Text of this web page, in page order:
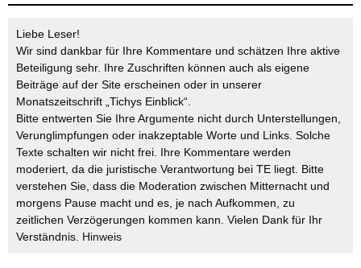
Liebe Leser!
Wir sind dankbar für Ihre Kommentare und schätzen Ihre aktive
Beteiligung sehr. Ihre Zuschriften können auch als eigene
Beiträge auf der Site erscheinen oder in unserer
Monatszeitschrift „Tichys Einblick“.
Bitte entwerten Sie Ihre Argumente nicht durch Unterstellungen,
Verunglimpfungen oder inakzeptable Worte und Links. Solche
Texte schalten wir nicht frei. Ihre Kommentare werden
moderiert, da die juristische Verantwortung bei TE liegt. Bitte
verstehen Sie, dass die Moderation zwischen Mitternacht und
morgens Pause macht und es, je nach Aufkommen, zu
zeitlichen Verzögerungen kommen kann. Vielen Dank für Ihr
Verständnis. Hinweis